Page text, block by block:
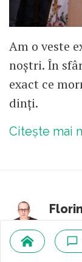
Am o veste
noștri. În
exact ce
dinți.
Citește mai